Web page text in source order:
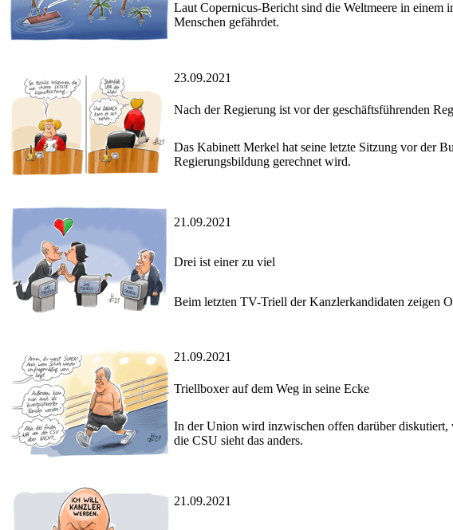
Laut Copernicus-Bericht sind die Weltmeere in einem
Menschen gefährdet.
23.09.2021
Nach der Regierung ist vor der geschäftsführenden
Das Kabinett Merkel hat seine letzte Sitzung vor der
Regierungsbildung gerechnet wird.
21.09.2021
Drei ist einer zu viel
Beim letzten TV-Triell der Kanzlerkandidaten zeigen
21.09.2021
Triellboxer auf dem Weg in seine Ecke
In der Union wird inzwischen offen darüber
die CSU sieht das anders.
21.09.2021